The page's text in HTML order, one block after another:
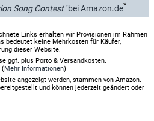
Song Contest"bei Amazon.de*
Links erhalten wir Provisionen im Rahmen
bedeutet keine Mehrkosten für Käufer,
dieser Website.
ggf. plus Porto & Versandkosten.
(Mehr Informationen)
angezeigt werden, stammen von Amazon.
und können jederzeit geändert oder